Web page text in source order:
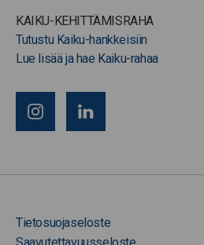
KAIKU-KEHITTÄMISRAHA
Tutustu Kaiku-hankkeisiin
Lue lisää ja hae Kaiku-rahaa
Tietosuojaseloste